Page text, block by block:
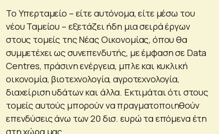
Το Υπερταμείο – είτε αυτόνομα, είτε μέσω του
νέου Ταμείου – εξετάζει ήδη μια σειρά έργων
στους τομείς της Νέας Οικονομίας, όπου θα
συμμετέχει ως συνεπενδυτής, με έμφαση σε Data
Centres, πράσινη ενέργεια, μπλε και κυκλική
οικονομία, βιοτεχνολογία, αγροτεχνολογία,
διαχείριση υδάτων και άλλα. Εκτιμάται ότι στους
τομείς αυτούς μπορούν να πραγματοποιηθούν
επενδύσεις άνω των 20 δισ. ευρώ τα επόμενα έτη
στη χώρα μας.